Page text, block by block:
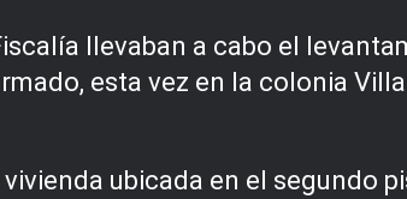
llevaban a cabo el
esta vez en la colonia
ubicada en el segundo